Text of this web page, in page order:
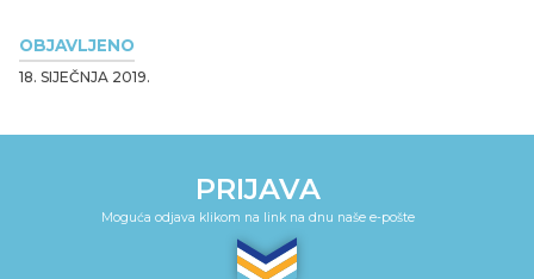
OBJAVLJENO
18. SIJEČNJA 2019.
PRIJAVA
Moguća odjava klikom na link na dnu naše e-pošte